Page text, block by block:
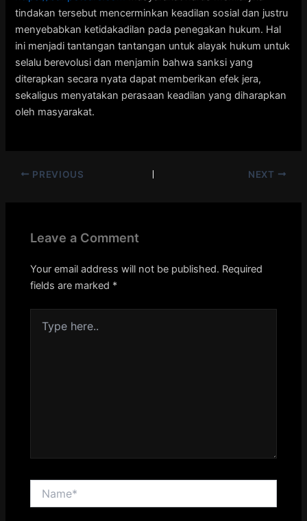
tindakan tersebut mencerminkan keadilan sosial dan justru
menyebabkan ketidakadilan pada penegakan hukum. Hal
ini menjadi tantangan tantangan untuk alayak hukum untuk
selalu berevolusi dan menjamin bahwa sanksi yang
diterapkan secara nyata dapat memberikan efek jera,
sekaligus menyatakan perasaan keadilan yang diharapkan
oleh masyarakat.
PREVIOUS NEXT
Leave a Comment
Your email address will not be published. Required
fields are marked *
here..